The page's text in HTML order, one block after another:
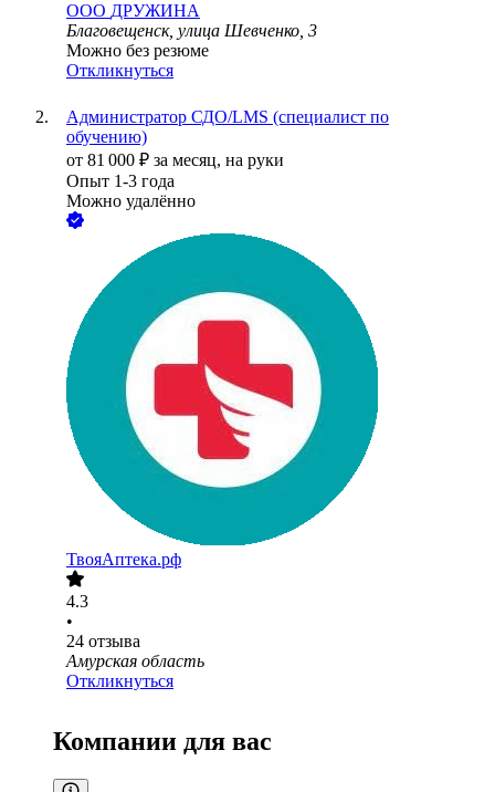
ООО ДРУЖИНА
Благовещенск, улица Шевченко, 3
Можно без резюме
Откликнуться
Администратор СДО/LMS (специалист по
обучению)
от 81 000 ₽ за месяц, на руки
Опыт 1-3 года
Можно удалённо
ТвояАптека.рф
4.3
•
24 отзыва
Амурская область
Откликнуться
Компании для вас